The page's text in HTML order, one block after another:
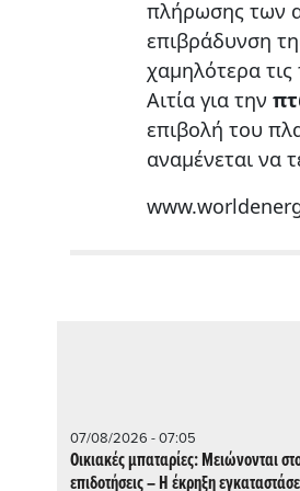
πλήρωσης των
επιβράδυνση
χαμηλότερα τις
Αιτία για την
επιβολή του
αναμένεται να
07/08/2026 - 07:05
Οικιακές μπαταρίες: Μειώνονται
επιδοτήσεις – Η έκρηξη